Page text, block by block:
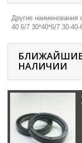
Другие наименования
40 6/7 30*40*6/7 30-
НАЛИЧИИ